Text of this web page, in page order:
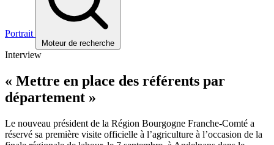
Portrait
Moteur de recherche
Interview
« Mettre en place des référents par
département »
Le nouveau président de la Région Bourgogne Franche-Comté a
réservé sa première visite officielle à l’agriculture à l’occasion de la